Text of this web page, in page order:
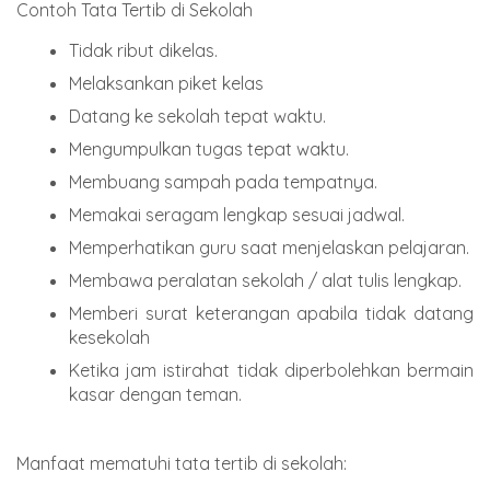
Contoh Tata Tertib di Sekolah
Tidak ribut dikelas.
Melaksankan piket kelas
Datang ke sekolah tepat waktu.
Mengumpulkan tugas tepat waktu.
Membuang sampah pada tempatnya.
Memakai seragam lengkap sesuai jadwal.
Memperhatikan guru saat menjelaskan pelajaran.
Membawa peralatan sekolah / alat tulis lengkap.
Memberi surat keterangan apabila tidak datang
kesekolah
Ketika jam istirahat tidak diperbolehkan bermain
kasar dengan teman.
Manfaat mematuhi tata tertib di sekolah: